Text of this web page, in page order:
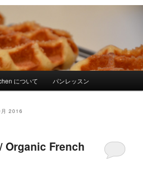
について パンレッスン
2016
Organic French